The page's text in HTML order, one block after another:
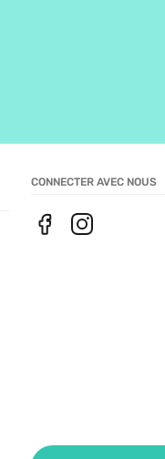
CONNECTER AVEC NOUS